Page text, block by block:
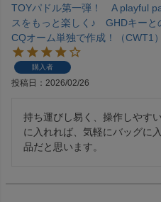
TOYパドル第一弾！ A playful
スをもっと楽しく♪ GHDキーと
CQオーム単独で作成！（CWT1
購入者
投稿日 2026/02/26
持ち運びし易く、操作しやす
に入れれば、気軽にバッグに
品だと思います。